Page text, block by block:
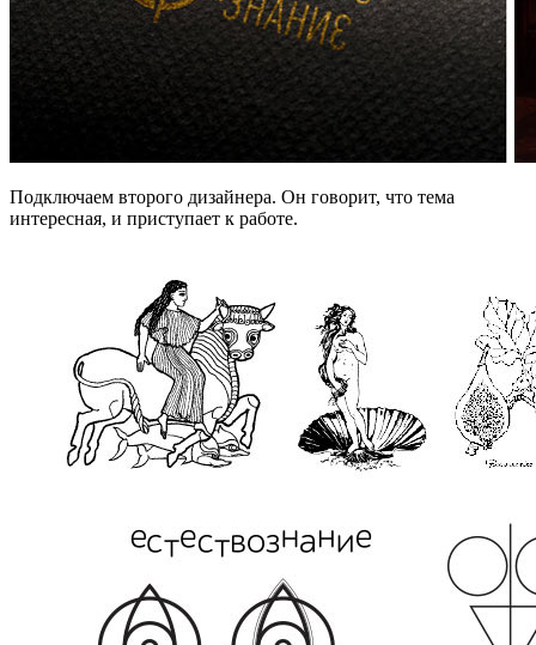
Подключаем второго дизайнера. Он говорит, что тема
интересная, и приступает к работе.